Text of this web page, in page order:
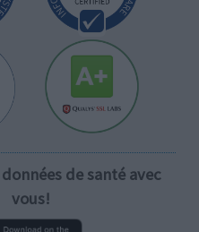
de santé avec
vous!